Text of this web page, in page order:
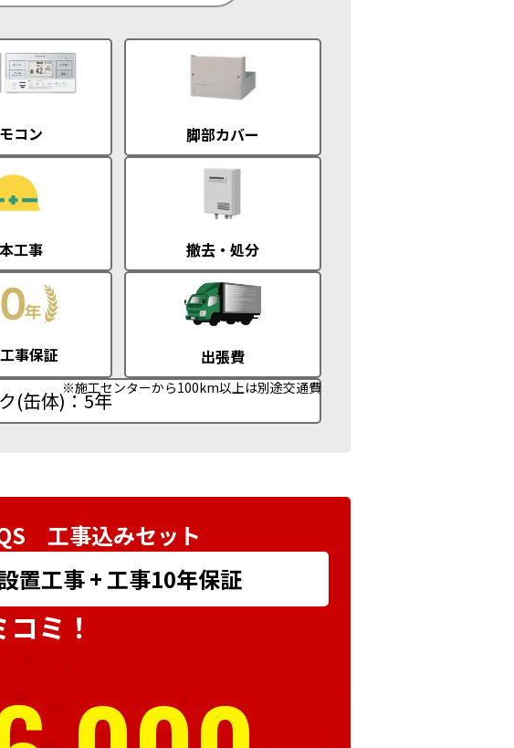
コン 脚部カバー
工事 撤去・処分
事保証 出張費
※施工センターから100km以上は別途交通費
(缶体)：5年
工事込みセット
置工事 + 工事10年保証
ミ！